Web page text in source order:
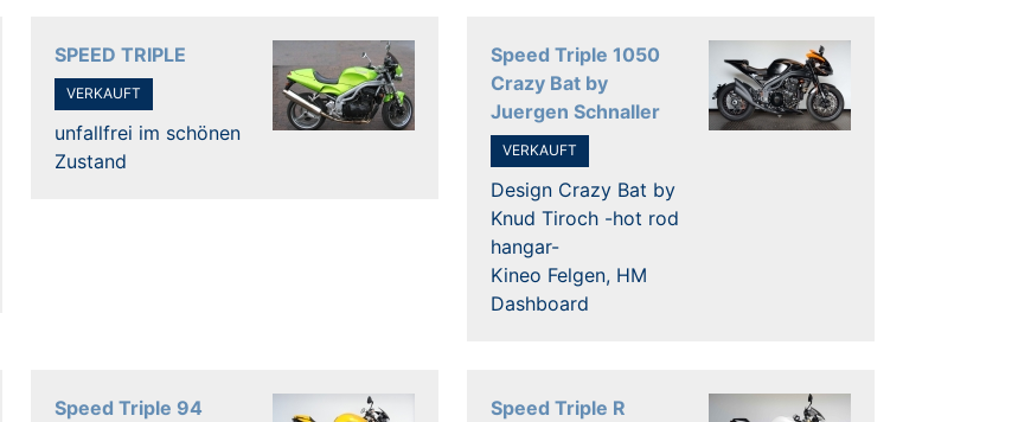
SPEED TRIPLE
VERKAUFT
unfallfrei im schönen
Zustand
Speed Triple 1050
Crazy Bat by
Juergen Schnaller
VERKAUFT
Design Crazy Bat by
Knud Tiroch -hot rod
hangar-
Kineo Felgen, HM
Dashboard
Speed Triple 94
Speed Triple R